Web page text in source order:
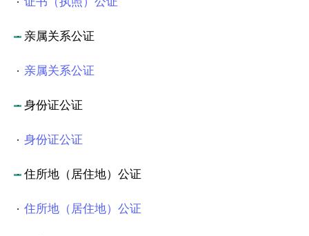
亲属关系公证
亲属关系公证
身份证公证
身份证公证
住所地（居住地）公证
住所地（居住地）公证